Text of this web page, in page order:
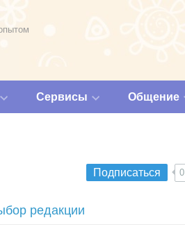
Сервисы Общение
Подписаться 0
редакции